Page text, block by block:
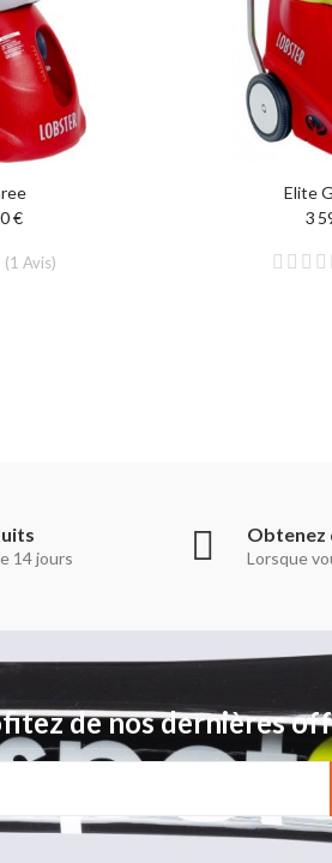
€
(1 Avis)
Elite
3
14 jours
Obtenez
Lorsque
de nos dernières